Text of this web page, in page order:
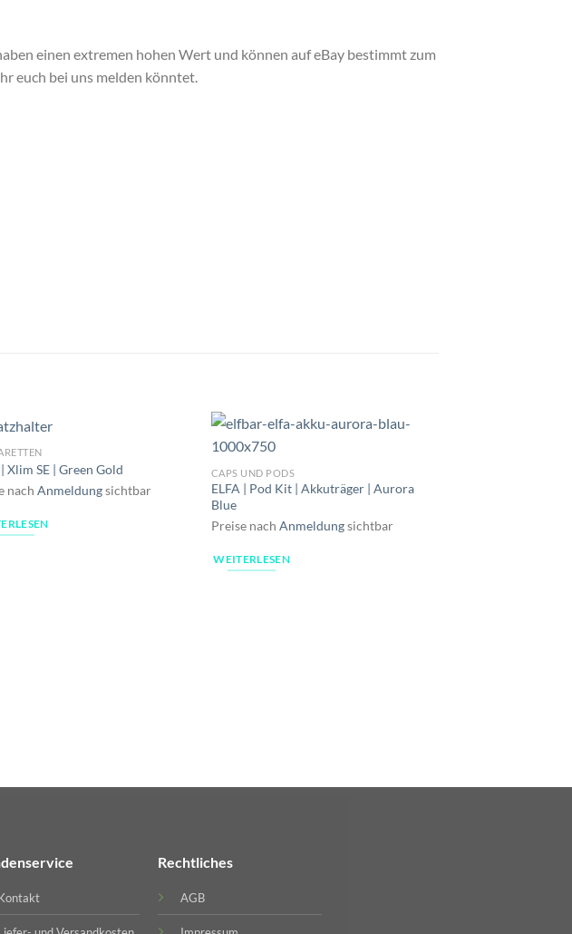
einen extremen hohen Wert und können auf eBay bestimmt zum
euch bei uns melden könntet.
Xlim SE | Green Gold
nachAnmeldungsichtbar
CAPS UND PODS
ELFA | Pod Kit | Akkuträger | Aurora
Blue
Preise nach Anmeldungsichtbar
WEITERLESEN
Rechtliches
AGB